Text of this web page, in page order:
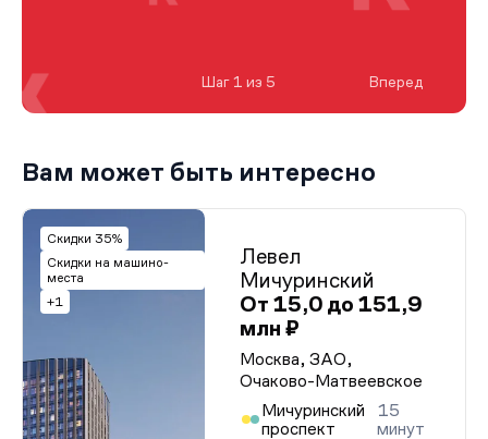
Шаг 1 из 5 Вперед
Вам может быть интересно
Скидки 35%
Скидки на машино-
места
+1
Левел
Мичуринский
От 15,0 до 151,9
млн ₽
Москва, ЗАО,
Очаково-Матвеевское
Мичуринский
проспект
15
минут